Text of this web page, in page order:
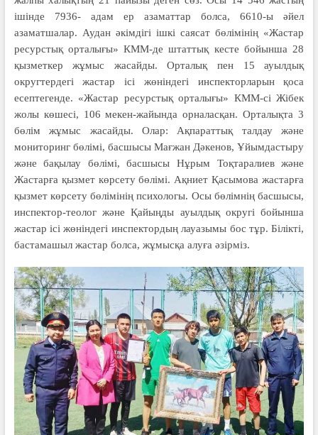
ішінде 7936- адам ер азаматтар болса, 6610-ы әйел
азаматшалар. Аудан әкімдігі ішкі саясат бөлімінің «Жастар
ресурстық орталығы» КММ-де штаттық кесте бойынша 28
қызметкер жұмыс жасайды. Орталық пен 15 ауылдық
округтердегі жастар ісі жөніндегі инспекторларын қоса
есептегенде. «Жастар ресурстық орталығы» КММ-сі Жібек
жолы көшесі, 106 мекен-жайында орналасқан. Орталықта 3
бөлім жұмыс жасайды. Олар: Ақпараттық талдау және
мониторинг бөлімі, басшысы Мағжан Дәкенов, Ұйымдастыру
және бақылау бөлімі, басшысы Нұрым Тоқтаралиев және
Жастарға қызмет көрсету бөлімі. Ақниет Қасымова жастарға
қызмет көрсету бөлімінің психологы. Осы бөлімнің басшысы,
инспектор-теолог және Қайыңды ауылдық округі бойынша
жастар ісі жөніндегі инспектордың лауазымы бос тұр. Білікті,
бастамашыл жастар болса, жұмысқа алуға әзірміз.